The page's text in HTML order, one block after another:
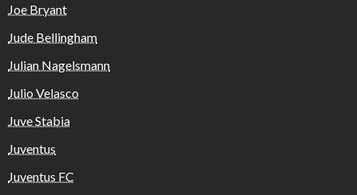
Joe Bryant
Jude Bellingham
Julian Nagelsmann
Julio Velasco
Juve Stabia
Juventus
Juventus FC